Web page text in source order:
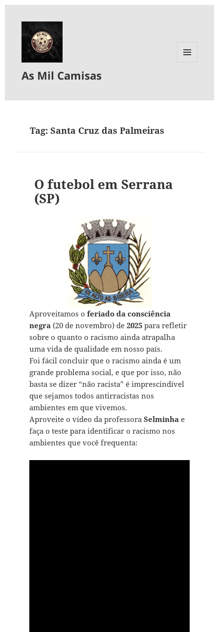
As Mil Camisas
Tag:Santa Cruz das Palmeiras
O futebol em Serrana
(SP)
Aproveitamos o feriado da consciência
negra (20 de novembro) de 2025para refletir
sobre o quanto o racismo ainda atrapalha
uma vida de qualidade em nosso país.
Foi fácil concluir que o racismo ainda é um
grande problema social, e que por isso, não
basta se dizer “não racista” é imprescindível
que sejamos todos antirracistas nos
ambientes em que vivemos.
Aproveite o vídeo da professora Selminhae
faça o teste para identificar o racismo nos
ambientes que você frequenta: